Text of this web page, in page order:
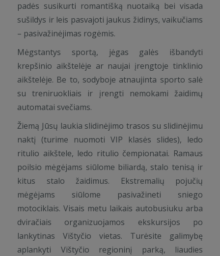
padės susikurti romantišką nuotaiką bei visada
sušildys ir leis pasvajoti jaukus židinys, vaikučiams
– pasivažinėjimas rogėmis.
Mėgstantys sportą, jėgas galės išbandyti
krepšinio aikštelėje ar naujai įrengtoje tinklinio
aikštelėje. Be to, sodyboje atnaujinta sporto salė
su treniruokliais ir įrengti nemokami žaidimų
automatai svečiams.
Žiemą Jūsų laukia slidinėjimo trasos su slidinėjimu
naktį (turime nuomoti VIP klasės slides), ledo
ritulio aikštele, ledo ritulio čempionatai. Ramaus
poilsio mėgėjams siūlome biliardą, stalo tenisą ir
kitus stalo žaidimus. Ekstremalių pojučių
mėgėjams siūlome pasivažineti sniego
motociklais. Visais metu laikais autobusiuku arba
dviračiais organizuojamos ekskursijos po
lankytinas Vištyčio vietas. Turėsite galimybę
aplankyti Vištyčio regioninį parką, liaudies